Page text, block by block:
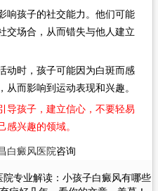
孩子的社交能力。他们可能
交场合，从而错失与他人建立
时，孩子可能因为白斑而感
而影响到运动表现和兴趣。
导孩子，建立信心，不要轻易
兴趣的领域。
白癜风医院咨询
院专业解读：小孩子白癜风有哪些